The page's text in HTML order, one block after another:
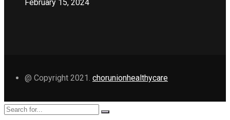
February 15, 2024
@ Copyright 2021. chorunionhealthycare